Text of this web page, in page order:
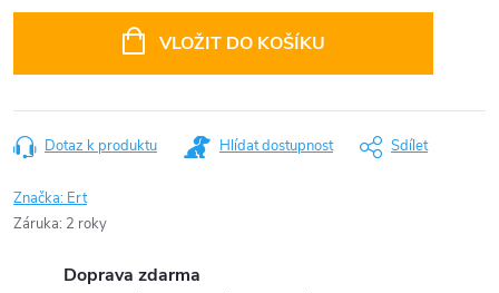
VLOŽIT DO KOŠÍKU
Dotaz k produktu Hlídat dostupnost Sdílet
Značka: Ert
Záruka: 2 roky
Doprava zdarma